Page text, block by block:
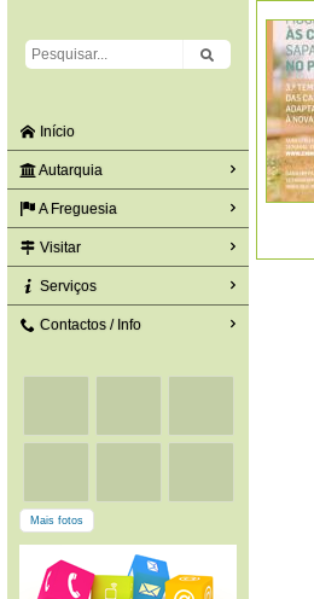
Início
Autarquia
A Freguesia
Visitar
Serviços
Contactos / Info
Mais fotos